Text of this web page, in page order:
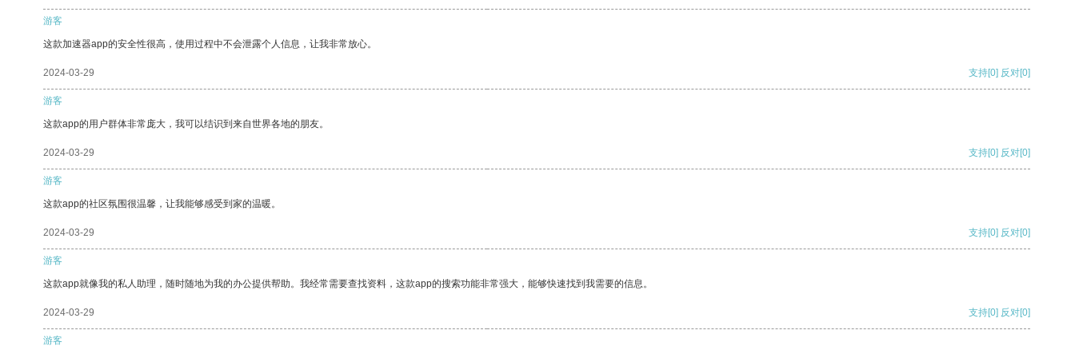
游客
这款加速器app的安全性很高，使用过程中不会泄露个人信息，让我非常放心。
2024-03-29 支持[0] 反对[0]
游客
这款app的用户群体非常庞大，我可以结识到来自世界各地的朋友。
2024-03-29 支持[0] 反对[0]
游客
这款app的社区氛围很温馨，让我能够感受到家的温暖。
2024-03-29 支持[0] 反对[0]
游客
这款app就像我的私人助理，随时随地为我的办公提供帮助。我经常需要查找资料，这款app的搜索功能非常强大，能够快速找到我需要的信息。
2024-03-29 支持[0] 反对[0]
游客